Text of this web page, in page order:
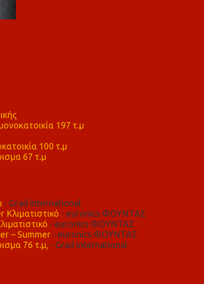
197 τ.μ
100 τ.μ
67 τ.μ
- Grad international
- euronics ΦΟΥΝΤΑΣ
- euronics ΦΟΥΝΤΑΣ
– Summer- euronics ΦΟΥΝΤΑΣ
76 τ.μ, - Grad international